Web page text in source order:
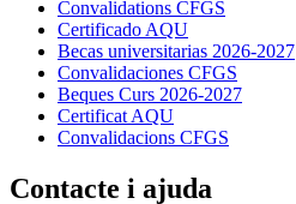
Convalidations CFGS
Certificado AQU
Becas universitarias 2026-2027
Convalidaciones CFGS
Beques Curs 2026-2027
Certificat AQU
Convalidacions CFGS
Contacte i ajuda